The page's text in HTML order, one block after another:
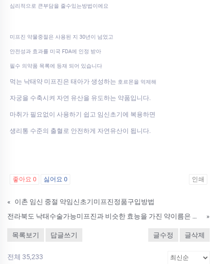
심리적으로 큰부담을 줄수있는방법이에요
미프진 약물중절은 사용된 지 30년이 넘었고
안전성과 효과를 미국 FDA에 인정 받아
필수 의약품 목록에 등재 되어 있습니다
먹는 낙태약 미프진은 태아가 생성하는 호르몬을 억제해
자궁을 수축시켜 자연 유산을 유도하는 약품입니다.
마취가 필요없이 사용하기 쉽고 임신초기에 복용하면
생리통 수준의 출혈로 안전하게 자연유산이 됩니다.
좋아요 0 싫어요 0 인쇄
«
이촌 임신 중절 약임신초기미프진정품구입방법
전라북도 낙태수술가능미프진과 비슷한 효능을 가진 약이름은 무엇인가요 낙태약후유증 한산부인과 완주군 약물낙태 중절수술병원 약물유산약 정품파는곳추천
»
목록보기 답글쓰기 글수정 글삭제
전체 35,233